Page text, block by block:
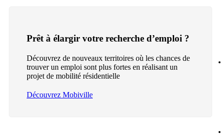
Prêt à élargir votre recherche d’emploi ?
Découvrez de nouveaux territoires où les chances de
trouver un emploi sont plus fortes en réalisant un
projet de mobilité résidentielle
Découvrez Mobiville